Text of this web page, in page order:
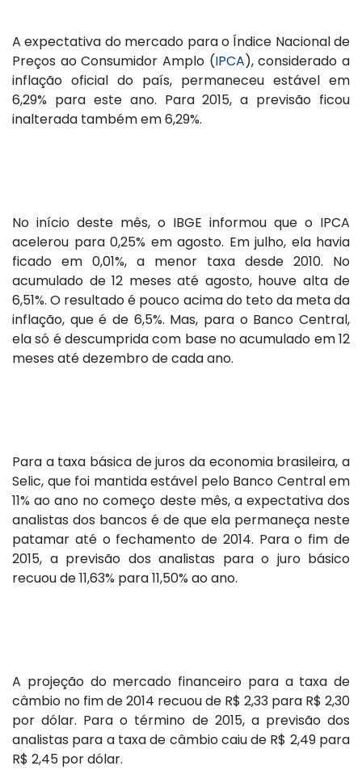
A expectativa do mercado para o Índice Nacional de
Preços ao Consumidor Amplo (IPCA), considerado a
inflação oficial do país, permaneceu estável em
6,29% para este ano. Para 2015, a previsão ficou
inalterada também em 6,29%.
No início deste mês, o IBGE informou que o IPCA
acelerou para 0,25% em agosto. Em julho, ela havia
ficado em 0,01%, a menor taxa desde 2010. No
acumulado de 12 meses até agosto, houve alta de
6,51%. O resultado é pouco acima do teto da meta da
inflação, que é de 6,5%. Mas, para o Banco Central,
ela só é descumprida com base no acumulado em 12
meses até dezembro de cada ano.
Para a taxa básica de juros da economia brasileira, a
Selic, que foi mantida estável pelo Banco Central em
11% ao ano no começo deste mês, a expectativa dos
analistas dos bancos é de que ela permaneça neste
patamar até o fechamento de 2014. Para o fim de
2015, a previsão dos analistas para o juro básico
recuou de 11,63% para 11,50% ao ano.
A projeção do mercado financeiro para a taxa de
câmbio no fim de 2014 recuou de R$ 2,33 para R$ 2,30
por dólar. Para o término de 2015, a previsão dos
analistas para a taxa de câmbio caiu de R$ 2,49 para
R$ 2,45 por dólar.